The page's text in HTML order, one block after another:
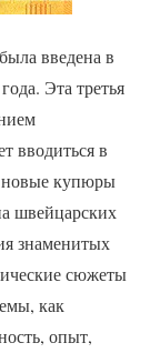
введена в
Эта третья
вводиться в
новые купюры
швейцарских
знаменитых
сюжеты
как
опыт,